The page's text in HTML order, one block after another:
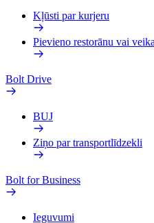
Kļūsti par kurjeru
Pievieno restorānu vai
Bolt Drive
BUJ
Ziņo par transportlīdzekli
Bolt for Business
Ieguvumi